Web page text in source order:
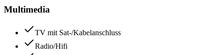
Multimedia
TV mit Sat-/Kabelanschluss
Radio/Hifi